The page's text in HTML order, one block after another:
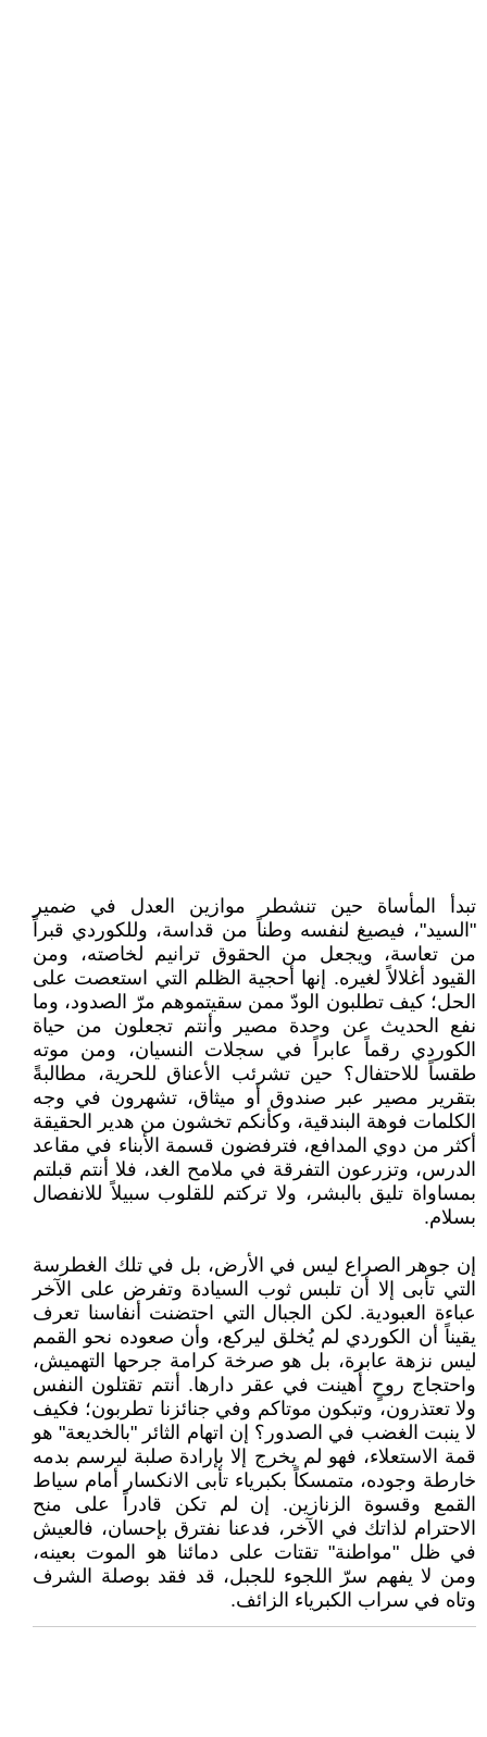
تبدأ المأساة حين تنشطر موازين العدل في ضمير
"السيد"، فيصيغ لنفسه وطناً من قداسة، وللكوردي قبراً
من تعاسة، ويجعل من الحقوق ترانيم لخاصته، ومن
القيود أغلالاً لغيره. إنها أحجية الظلم التي استعصت على
الحل؛ كيف تطلبون الودّ ممن سقيتموهم مرّ الصدود، وما
نفع الحديث عن وحدة مصير وأنتم تجعلون من حياة
الكوردي رقماً عابراً في سجلات النسيان، ومن موته
طقساً للاحتفال؟ حين تشرئب الأعناق للحرية، مطالبةً
بتقرير مصير عبر صندوق أو ميثاق، تشهرون في وجه
الكلمات فوهة البندقية، وكأنكم تخشون من هدير الحقيقة
أكثر من دوي المدافع، فترفضون قسمة الأبناء في مقاعد
الدرس، وتزرعون التفرقة في ملامح الغد، فلا أنتم قبلتم
بمساواة تليق بالبشر، ولا تركتم للقلوب سبيلاً للانفصال
بسلام.
إن جوهر الصراع ليس في الأرض، بل في تلك الغطرسة
التي تأبى إلا أن تلبس ثوب السيادة وتفرض على الآخر
عباءة العبودية. لكن الجبال التي احتضنت أنفاسنا تعرف
يقيناً أن الكوردي لم يُخلق ليركع، وأن صعوده نحو القمم
ليس نزهة عابرة، بل هو صرخة كرامة جرحها التهميش،
واحتجاج روحٍ أُهينت في عقر دارها. أنتم تقتلون النفس
ولا تعتذرون، وتبكون موتاكم وفي جنائزنا تطربون؛ فكيف
لا ينبت الغضب في الصدور؟ إن اتهام الثائر "بالخديعة" هو
قمة الاستعلاء، فهو لم يخرج إلا بإرادة صلبة ليرسم بدمه
خارطة وجوده، متمسكاً بكبرياء تأبى الانكسار أمام سياط
القمع وقسوة الزنازين. إن لم تكن قادراً على منح
الاحترام لذاتك في الآخر، فدعنا نفترق بإحسان، فالعيش
في ظل "مواطنة" تقتات على دمائنا هو الموت بعينه،
ومن لا يفهم سرّ اللجوء للجبل، قد فقد بوصلة الشرف
وتاه في سراب الكبرياء الزائف.